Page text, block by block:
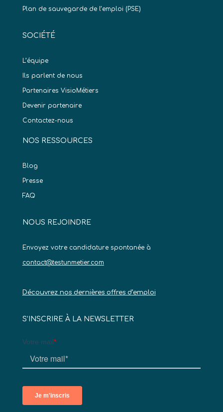
Plan de sauvegarde de l’emploi (PSE)
SOCIÉTÉ
L’équipe
Ils parlent de nous
Partenaires VisioMétiers
Devenir partenaire
Contactez-nous
NOS RESSOURCES
Blog
Presse
FAQ
NOUS REJOINDRE
Envoyez votre candidature spontanée à
contact@testunmetier.com
Découvrez nos dernières offres d’emploi
S’INSCRIRE À LA NEWSLETTER